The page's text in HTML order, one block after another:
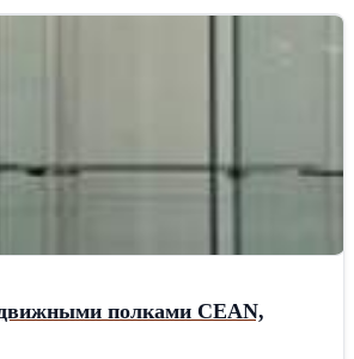
полками CEAN,